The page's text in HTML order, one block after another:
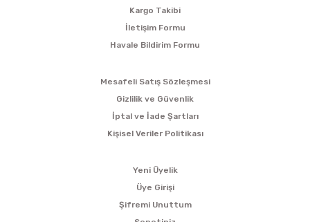
Kargo Takibi
İletişim Formu
Havale Bildirim Formu
Mesafeli Satış Sözleşmesi
Gizlilik ve Güvenlik
İptal ve İade Şartları
Kişisel Veriler Politikası
Yeni Üyelik
Üye Girişi
Şifremi Unuttum